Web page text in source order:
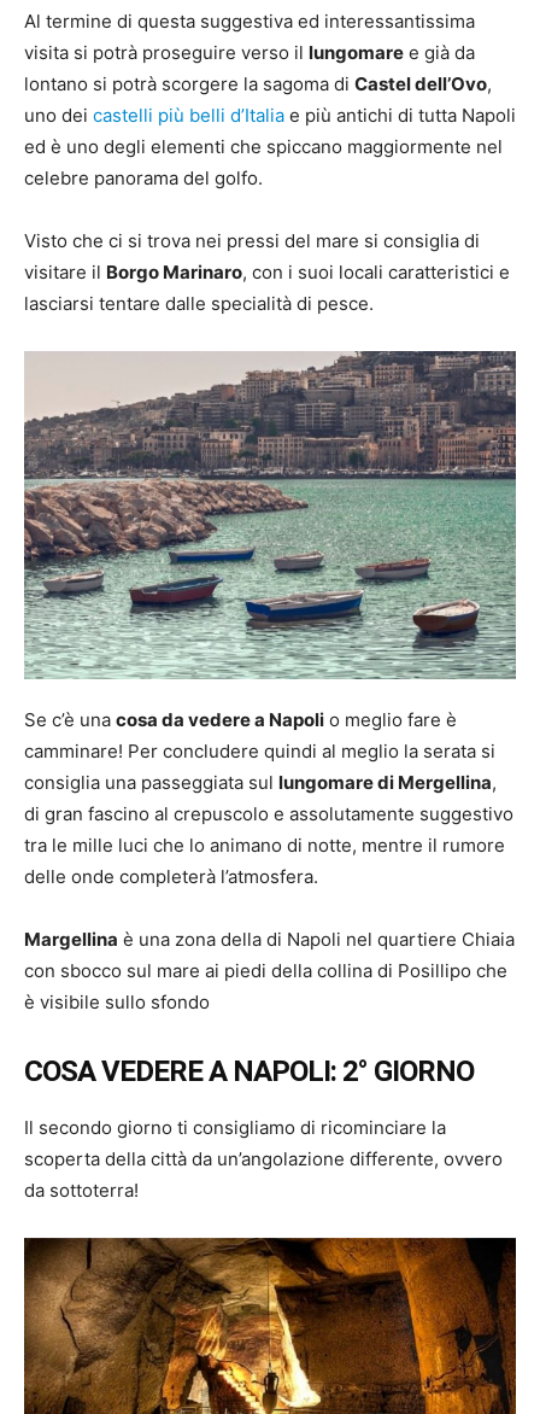
Al termine di questa suggestiva ed interessantissima
visita si potrà proseguire verso il lungomare e già da
lontano si potrà scorgere la sagoma di Castel dell’Ovo,
uno dei castelli più belli d’Italia e più antichi di tutta Napoli
ed è uno degli elementi che spiccano maggiormente nel
celebre panorama del golfo.
Visto che ci si trova nei pressi del mare si consiglia di
visitare il Borgo Marinaro, con i suoi locali caratteristici e
lasciarsi tentare dalle specialità di pesce.
Se c’è una cosa da vedere a Napoli o meglio fare è
camminare! Per concludere quindi al meglio la serata si
consiglia una passeggiata sul lungomare di Mergellina,
di gran fascino al crepuscolo e assolutamente suggestivo
tra le mille luci che lo animano di notte, mentre il rumore
delle onde completerà l’atmosfera.
Margellina è una zona della di Napoli nel quartiere Chiaia
con sbocco sul mare ai piedi della collina di Posillipo che
è visibile sullo sfondo
COSA VEDERE A NAPOLI: 2° GIORNO
Il secondo giorno ti consigliamo di ricominciare la
scoperta della città da un’angolazione differente, ovvero
da sottoterra!